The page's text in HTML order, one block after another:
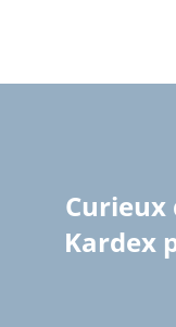
Curieux
Kardex